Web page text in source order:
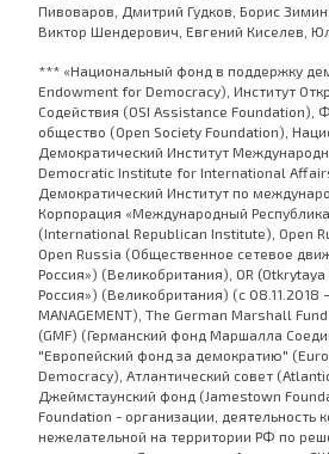
Пивоваров, Дмитрий Гудков, Борис
Виктор Шендерович, Евгений Киселев,
*** «Национальный фонд в поддержку
Endowment for Democracy), Институт
Содействия (OSI Assistance Foundation),
общество (Open Society Foundation),
Демократический Институт
Democratic Institute for International
Демократический Институт по
Корпорация «Международный
(International Republican Institute), Open
Open Russia (Общественное сетевое
Россия») (Великобритания), OR
Россия») (Великобритания) (с 08.11.2018 –
MANAGEMENT), The German Marshall
(GMF) (Германский фонд Маршалла
"Европейский фонд за демократию"
Democracy), Атлантический совет
Джеймстаунский фонд (Jamestown
Foundation - организации, деятельность
нежелательной на территории РФ по